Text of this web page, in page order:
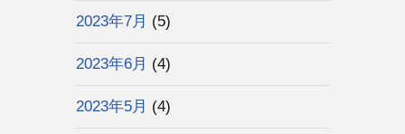
2023年7月 (5)
2023年6月 (4)
2023年5月 (4)